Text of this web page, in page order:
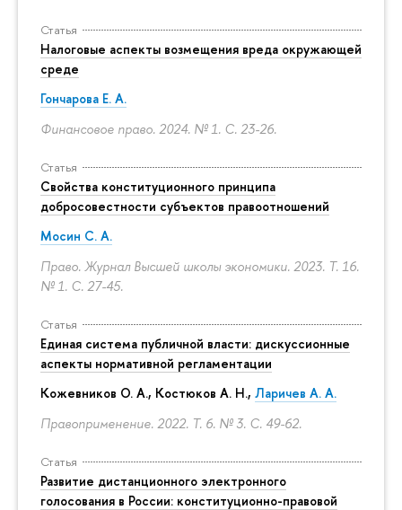
Статья
Налоговые аспекты возмещения вреда окружающей
среде
Гончарова Е. А.
Финансовое право. 2024. № 1. С. 23-26.
Статья
Свойства конституционного принципа
добросовестности субъектов правоотношений
Мосин С. А.
Право. Журнал Высшей школы экономики. 2023. Т. 16.
№ 1. С. 27-45.
Статья
Единая система публичной власти: дискуссионные
аспекты нормативной регламентации
Кожевников О. А., Костюков А. Н., Ларичев А. А.
Правоприменение. 2022. Т. 6. № 3. С. 49-62.
Статья
Развитие дистанционного электронного
голосования в России: конституционно-правовой